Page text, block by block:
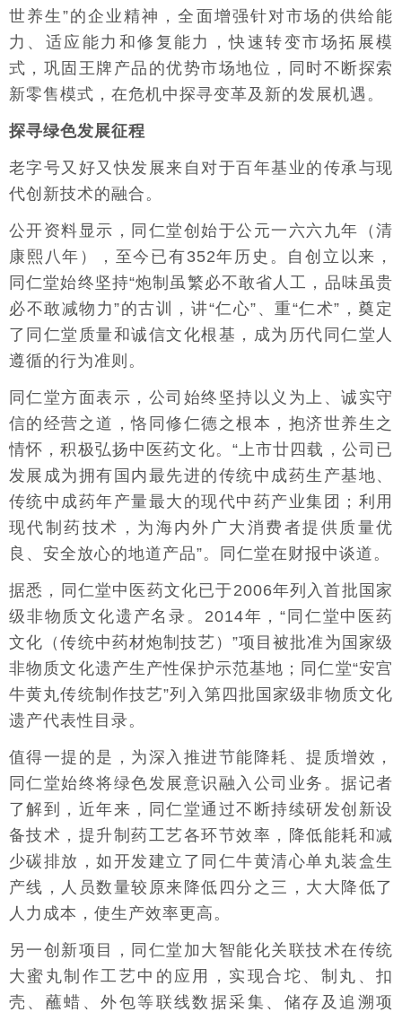
世养生”的企业精神，全面增强针对市场的供给能
力、适应能力和修复能力，快速转变市场拓展模
式，巩固王牌产品的优势市场地位，同时不断探索
新零售模式，在危机中探寻变革及新的发展机遇。
探寻绿色发展征程
老字号又好又快发展来自对于百年基业的传承与现
代创新技术的融合。
公开资料显示，同仁堂创始于公元一六六九年（清
康熙八年），至今已有352年历史。自创立以来，
同仁堂始终坚持“炮制虽繁必不敢省人工，品味虽贵
必不敢减物力”的古训，讲“仁心”、重“仁术”，奠定
了同仁堂质量和诚信文化根基，成为历代同仁堂人
遵循的行为准则。
同仁堂方面表示，公司始终坚持以义为上、诚实守
信的经营之道，恪同修仁德之根本，抱济世养生之
情怀，积极弘扬中医药文化。“上市廿四载，公司已
发展成为拥有国内最先进的传统中成药生产基地、
传统中成药年产量最大的现代中药产业集团；利用
现代制药技术，为海内外广大消费者提供质量优
良、安全放心的地道产品”。同仁堂在财报中谈道。
据悉，同仁堂中医药文化已于2006年列入首批国家
级非物质文化遗产名录。2014年，“同仁堂中医药
文化（传统中药材炮制技艺）”项目被批准为国家级
非物质文化遗产生产性保护示范基地；同仁堂“安宫
牛黄丸传统制作技艺”列入第四批国家级非物质文化
遗产代表性目录。
值得一提的是，为深入推进节能降耗、提质增效，
同仁堂始终将绿色发展意识融入公司业务。据记者
了解到，近年来，同仁堂通过不断持续研发创新设
备技术，提升制药工艺各环节效率，降低能耗和减
少碳排放，如开发建立了同仁牛黄清心单丸装盒生
产线，人员数量较原来降低四分之三，大大降低了
人力成本，使生产效率更高。
另一创新项目，同仁堂加大智能化关联技术在传统
大蜜丸制作工艺中的应用，实现合坨、制丸、扣
壳、蘸蜡、外包等联线数据采集、储存及追溯项